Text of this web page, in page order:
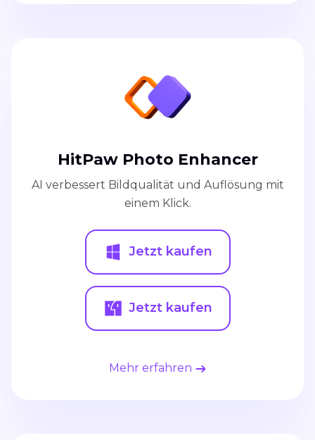
HitPaw Photo Enhancer
AI verbessert Bildqualität und Auflösung mit
einem Klick.
Jetzt kaufen
Jetzt kaufen
Mehr erfahren